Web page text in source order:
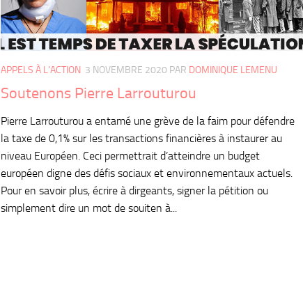
APPELS À L'ACTION 3 NOVEMBRE 2020 PAR DOMINIQUE LEMENU
Soutenons Pierre Larrouturou
Pierre Larrouturou a entamé une grève de la faim pour défendre
la taxe de 0,1% sur les transactions financières à instaurer au
niveau Européen. Ceci permettrait d’atteindre un budget
européen digne des défis sociaux et environnementaux actuels.
Pour en savoir plus, écrire à dirgeants, signer la pétition ou
simplement dire un mot de souiten à...